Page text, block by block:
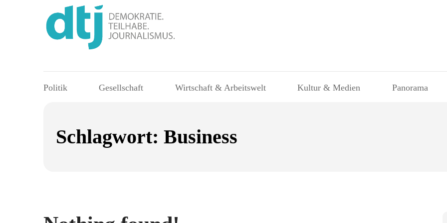
Politik Gesellschaft Wirtschaft & Arbeitswelt Kultur & Medien Panorama
Schlagwort: Business